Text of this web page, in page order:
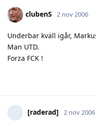
clubenS 2 nov 2006
Underbar kväll igår,
Man UTD.
Forza FCK !
[raderad] 2 nov 2006